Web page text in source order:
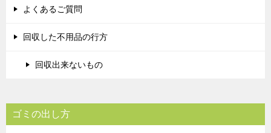
よくあるご質問
回収した不用品の行方
回収出来ないもの
ゴミの出し方